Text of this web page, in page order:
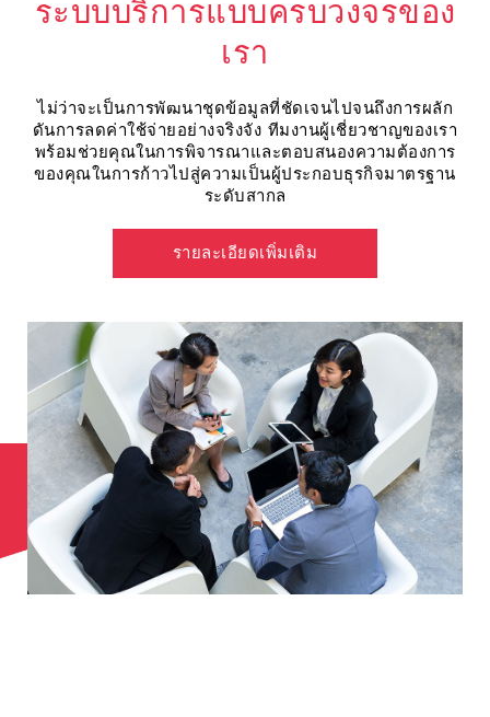
ระบบบริการแบบครบวงจรของ
เรา
ไม่ว่าจะเป็นการพัฒนาชุดข้อมูลที่ชัดเจนไปจนถึงการผลัก
ดันการลดค่าใช้จ่ายอย่างจริงจัง ทีมงานผู้เชี่ยวชาญของเรา
พร้อมช่วยคุณในการพิจารณาและตอบสนองความต้องการ
ของคุณในการก้าวไปสู่ความเป็นผู้ประกอบธุรกิจมาตรฐาน
ระดับสากล
รายละเอียดเพิ่มเติม